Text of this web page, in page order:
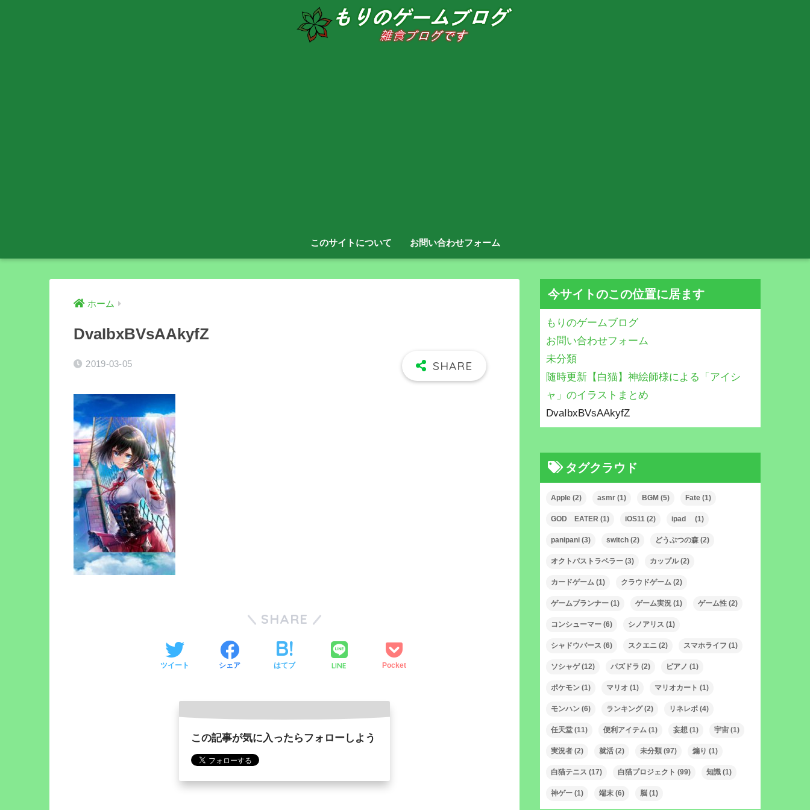
このサイトについて お問い合わせフォーム
ホーム
DvaIbxBVsAAkyfZ
2019-03-05
SHARE
ツイート シェア はてブ LINE Pocket
この記事が気に入ったらフォローしよう
今サイトのこの位置に居ます
もりのゲームブログ
お問い合わせフォーム
未分類
随時更新【白猫】神絵師様による「アイシ
ャ」のイラストまとめ
DvaIbxBVsAAkyfZ
タグクラウド
Apple (2) asmr (1) BGM (5) Fate (1)
GOD EATER (1) iOS11 (2) ipad (1)
panipani (3) switch (2) どうぶつの森 (2)
オクトパストラベラー (3) カップル(2)
カードゲーム (1) クラウドゲーム (2)
ゲームプランナー (1) ゲーム実況 (1) ゲーム性 (2)
コンシューマー (6) シノアリス (1)
シャドウバース (6) スクエニ (2) スマホライフ (1)
ソシャゲ(12) パズドラ (2) ピアノ (1)
ポケモン (1) マリオ (1) マリオカート (1)
モンハン (6) ランキング(2) リネレボ (4)
任天堂 (11) 便利アイテム (1) 妄想 (1) 宇宙 (1)
実況者 (2) 就活 (2) 未分類 (97) 煽り (1)
白猫テニス (17) 白猫プロジェクト (99) 知識 (1)
神ゲー (1) 端末 (6) 脳 (1)